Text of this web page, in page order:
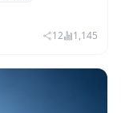
12 1,145